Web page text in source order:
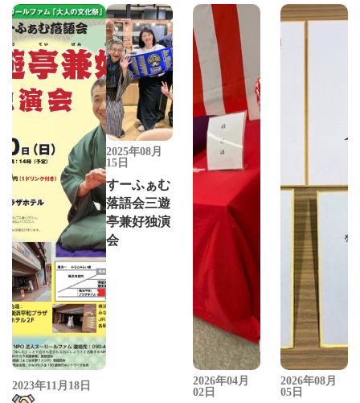
2023年11月18日
2025年08月
15日
すーふぁむ
落語会三遊
亭兼好独演
会
2026年04月
02日
2026年08月
05日